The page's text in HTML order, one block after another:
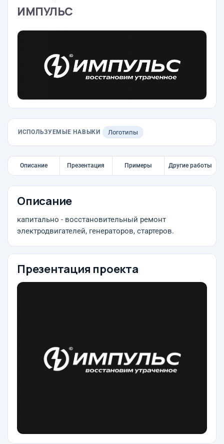
ИМПУЛЬС
ИСПОЛЬЗУЕМЫЕ НАВЫКИ Логотипы
Описание Презентация Примеры Другие работы
Описание
капитально - восстановительный ремонт
электродвигателей, генераторов, стартеров.
Презентация проекта